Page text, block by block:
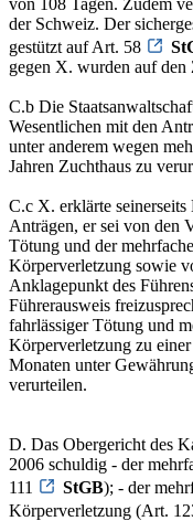
der Schweiz. Der
gestützt auf Art. 58
gegen X. wurden auf
C.b Die
Wesentlichen mit den
unter anderem wegen
Jahren Zuchthaus zu
C.c X. erklärte
Anträgen, er sei von den
Tötung und der
Körperverletzung sowie
Anklagepunkt des
Führerausweis
fahrlässiger Tötung und
Körperverletzung zu
Monaten unter
verurteilen.
D. Das Obergericht des
2006 schuldig - der
111
StGB); - der
Körperverletzung (Art.